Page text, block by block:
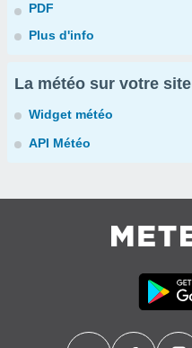
PDF
Plus d'info
La météo sur votre site
Widget météo
API Météo